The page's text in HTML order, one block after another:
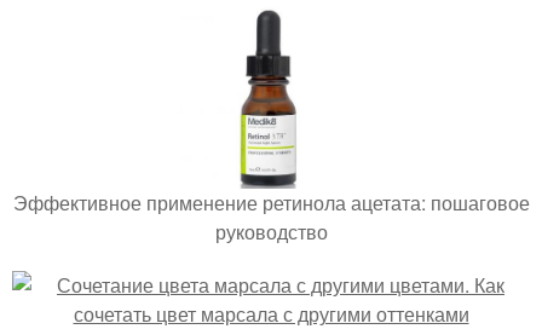
Эффективное применение ретинола ацетата: пошаговое
руководство